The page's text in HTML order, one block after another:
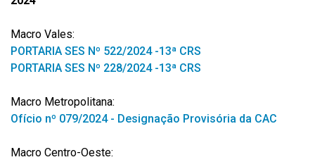
Macro Vales:
PORTARIA SES Nº 522/2024 -13ª CRS
PORTARIA SES Nº 228/2024 -13ª CRS
Macro Metropolitana:
Ofício nº 079/2024 - Designação Provisória da CAC
Macro Centro-Oeste: